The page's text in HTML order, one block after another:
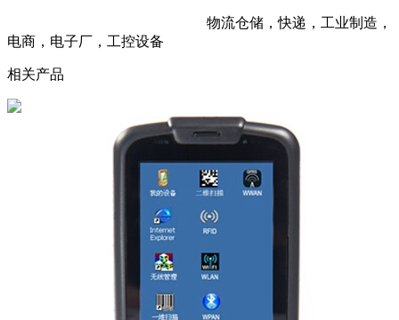
物流仓储，快递，工业制造，
电商，电子厂，工控设备
相关产品